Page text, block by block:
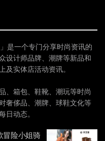
是一个专门分享时尚资讯的
设计师品牌、潮牌等新品和
及实体店活动资讯。
、箱包、鞋靴、潮玩等时尚
奢侈品、潮牌、球鞋文化等
日动态。
冒险小姐骑